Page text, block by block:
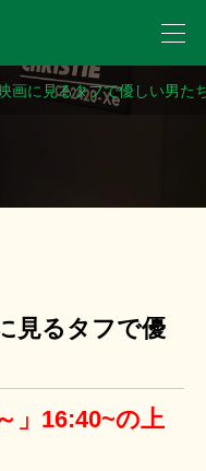
画に見るタフで優しい男た
見るタフで優
」16:40~の上